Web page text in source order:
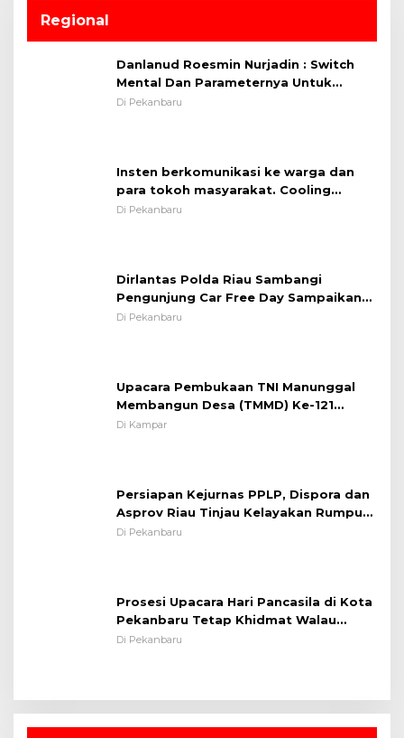
Regional
Danlanud Roesmin Nurjadin : Switch
Mental Dan Parameternya Untuk
Melaksanakan ✈
Di Pekanbaru
Insten berkomunikasi ke warga dan
para tokoh masyarakat. Cooling
System OMP LK ²024 Polsek Rumbai,
Di Pekanbaru
Dirlantas Polda Riau Sambangi
Pengunjung Car Free Day Sampaikan
Pesan Edukasi Kamtibmas &
Di Pekanbaru
Upacara Pembukaan TNI Manunggal
Membangun Desa (TMMD) Ke-121
Kodim 0313/KPR Tahun 2024) ?
Di Kampar
Persiapan Kejurnas PPLP, Dispora dan
Asprov Riau Tinjau Kelayakan Rumput
Lapangan Sepakbola
Di Pekanbaru
Prosesi Upacara Hari Pancasila di Kota
Pekanbaru Tetap Khidmat Walau
Dalam Ruangan
Di Pekanbaru